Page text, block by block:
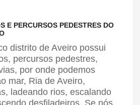
E PERCURSOS PEDESTRES DO
distrito de Aveiro possui
percursos pedestres,
por onde podemos
mar, Ria de Aveiro,
ladeando rios, escalando
desfiladeiros. Se nós